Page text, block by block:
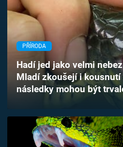
Pořady
TV Program
Časopis
Sledujte prima+
Přihlášení
PŘÍRODA
Hadí jed jako velmi
Mladí zkoušejí i kousnutí
následky mohou být